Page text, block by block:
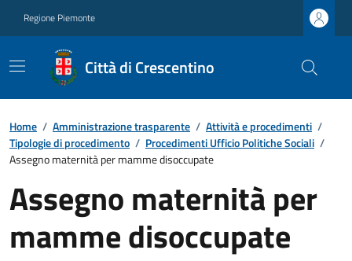
Regione Piemonte
Città di Crescentino
Home / Amministrazione trasparente / Attività e procedimenti /
Tipologie di procedimento / Procedimenti Ufficio Politiche Sociali /
Assegno maternità per mamme disoccupate
Assegno maternità per
mamme disoccupate